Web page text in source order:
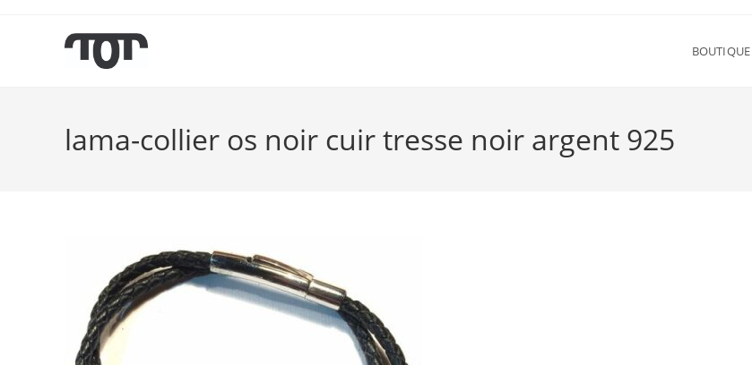
BOUTIQUE
lama-collier os noir cuir tresse noir argent 925